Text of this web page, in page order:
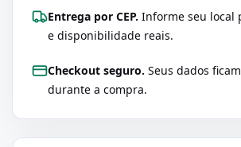
Entrega por CEP. Informe seu local
e disponibilidade reais.
Checkout seguro. Seus dados
durante a compra.